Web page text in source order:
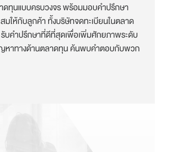
ดทุนแบบครบวงจร พร้อมมอบคำปรึกษา
มให้กับลูกค้า ทั้งบริษัทจดทะเบียนในตลาด
บคำปรึกษาที่ดีที่สุดเพื่อเพิ่มศักยภาพระดับ
หาทางด้านตลาดทุน ค้นพบคำตอบกับพวก